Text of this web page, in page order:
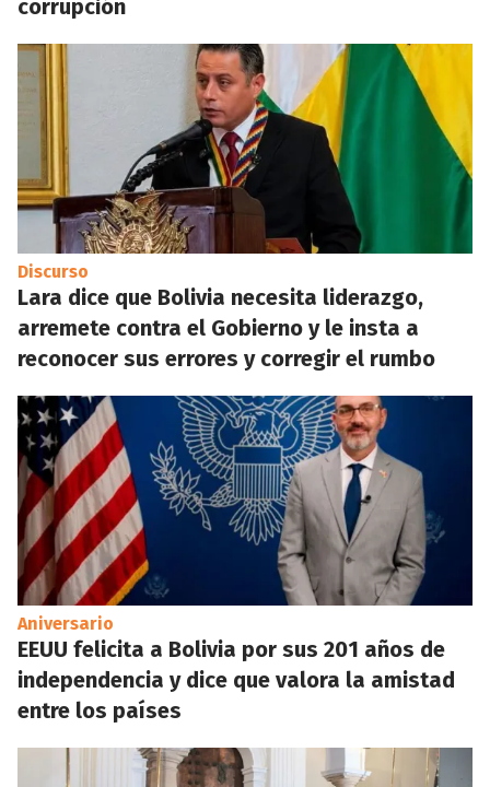
corrupción
Discurso
Lara dice que Bolivia necesita liderazgo,
arremete contra el Gobierno y le insta a
reconocer sus errores y corregir el rumbo
Aniversario
EEUU felicita a Bolivia por sus 201 años de
independencia y dice que valora la amistad
entre los países